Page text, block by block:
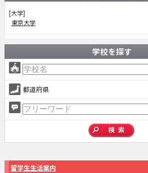
[大学]
東京大学
学校を探す
都道府県
留学生生活案内